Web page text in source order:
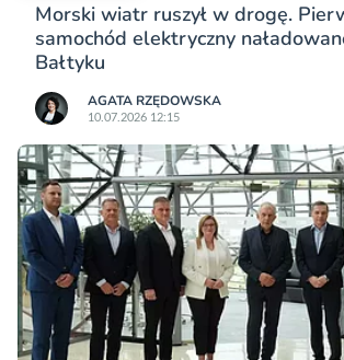
Morski wiatr ruszył w drogę.
samochód elektryczny
Bałtyku
AGATA RZĘDOWSKA
10.07.2026 12:15